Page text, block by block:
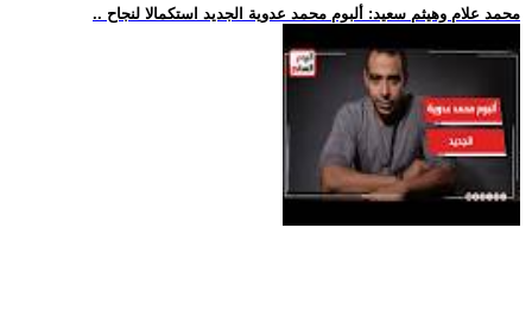
.. محمد علام وهيثم سعيد: ألبوم محمد عدوية الجديد استكمالا لنجاح